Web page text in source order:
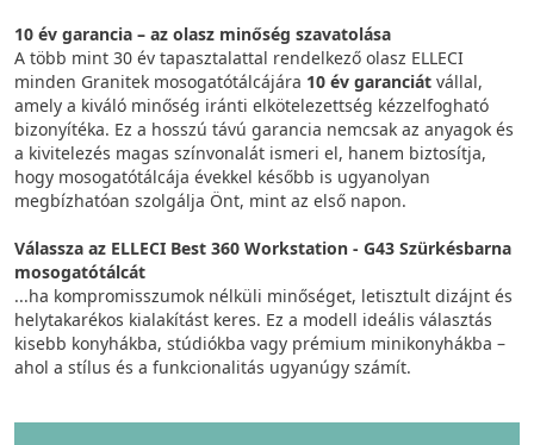
10 év garancia – az olasz minőség szavatolása
A több mint 30 év tapasztalattal rendelkező olasz ELLECI
minden Granitek mosogatótálcájára 10 év garanciát vállal,
amely a kiváló minőség iránti elkötelezettség kézzelfogható
bizonyítéka. Ez a hosszú távú garancia nemcsak az anyagok és
a kivitelezés magas színvonalát ismeri el, hanem biztosítja,
hogy mosogatótálcája évekkel később is ugyanolyan
megbízhatóan szolgálja Önt, mint az első napon.
Válassza az ELLECI Best 360 Workstation - G43 Szürkésbarna
mosogatótálcát
...ha kompromisszumok nélküli minőséget, letisztult dizájnt és
helytakarékos kialakítást keres. Ez a modell ideális választás
kisebb konyhákba, stúdiókba vagy prémium minikonyhákba –
ahol a stílus és a funkcionalitás ugyanúgy számít.